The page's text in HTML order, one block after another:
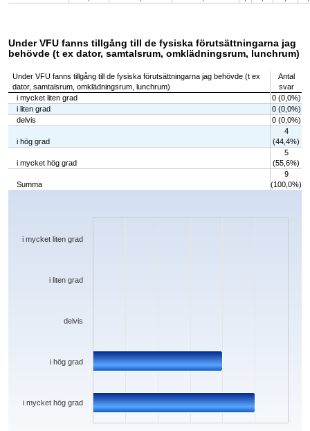
Under VFU fanns tillgång till de fysiska förutsättningarna jag
behövde (t ex dator, samtalsrum, omklädningsrum, lunchrum)
Under VFU fanns tillgång till de fysiska förutsättningarna jag behövde (t ex
dator, samtalsrum, omklädningsrum, lunchrum)
Antal
svar
i mycket liten grad
0 (0,0%)
i liten grad
0 (0,0%)
delvis
0 (0,0%)
i hög grad
4
(44,4%)
i mycket hög grad
5
(55,6%)
Summa
9
(100,0%)
Chart
The chart has 1 X axis displaying categories.
i mycket hög grad
i hög grad
delvis
i liten grad
i mycket liten grad